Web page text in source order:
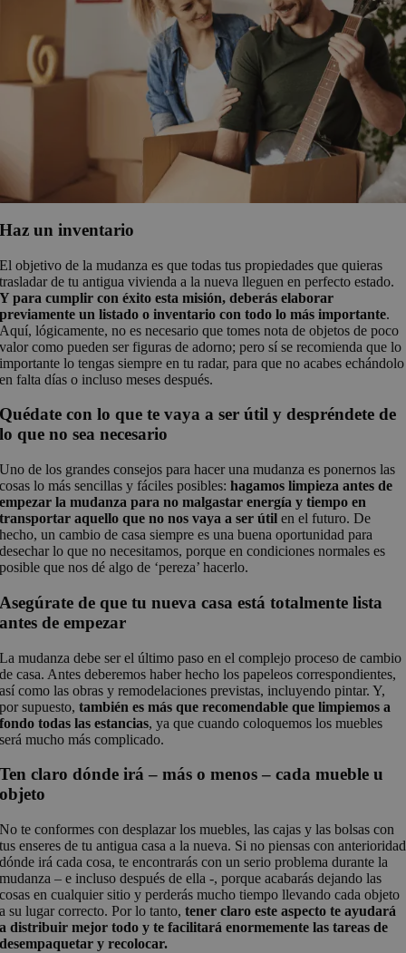
Haz un inventario
El objetivo de la mudanza es que todas tus propiedades que quieras
trasladar de tu antigua vivienda a la nueva lleguen en perfecto estado.
Y para cumplir con éxito esta misión, deberás elaborar
previamente un listado o inventario con todo lo más importante.
Aquí, lógicamente, no es necesario que tomes nota de objetos de poco
valor como pueden ser figuras de adorno; pero sí se recomienda que lo
importante lo tengas siempre en tu radar, para que no acabes echándolo
en falta días o incluso meses después.
Quédate con lo que te vaya a ser útil y despréndete de
lo que no sea necesario
Uno de los grandes consejos para hacer una mudanza es ponernos las
cosas lo más sencillas y fáciles posibles:hagamos limpieza antes de
empezar la mudanza para no malgastar energía y tiempo en
transportar aquello que no nos vaya a ser útilen el futuro. De
hecho, un cambio de casa siempre es una buena oportunidad para
desechar lo que no necesitamos, porque en condiciones normales es
posible que nos dé algo de ‘pereza’ hacerlo.
Asegúrate de que tu nueva casa está totalmente lista
antes de empezar
La mudanza debe ser el último paso en el complejo proceso de cambio
de casa. Antes deberemos haber hecho los papeleos correspondientes,
así como las obras y remodelaciones previstas, incluyendo pintar. Y,
por supuesto,también es más que recomendable que limpiemos a
fondo todas las estancias, ya que cuando coloquemos los muebles
será mucho más complicado.
Ten claro dónde irá – más o menos – cada mueble u
objeto
No te conformes con desplazar los muebles, las cajas y las bolsas con
tus enseres de tu antigua casa a la nueva. Si no piensas con anterioridad
dónde irá cada cosa, te encontrarás con un serio problema durante la
mudanza – e incluso después de ella -, porque acabarás dejando las
cosas en cualquier sitio y perderás mucho tiempo llevando cada objeto
a su lugar correcto. Por lo tanto,tener claro este aspecto te ayudará
a distribuir mejor todo y te facilitará enormemente las tareas de
desempaquetar y recolocar.